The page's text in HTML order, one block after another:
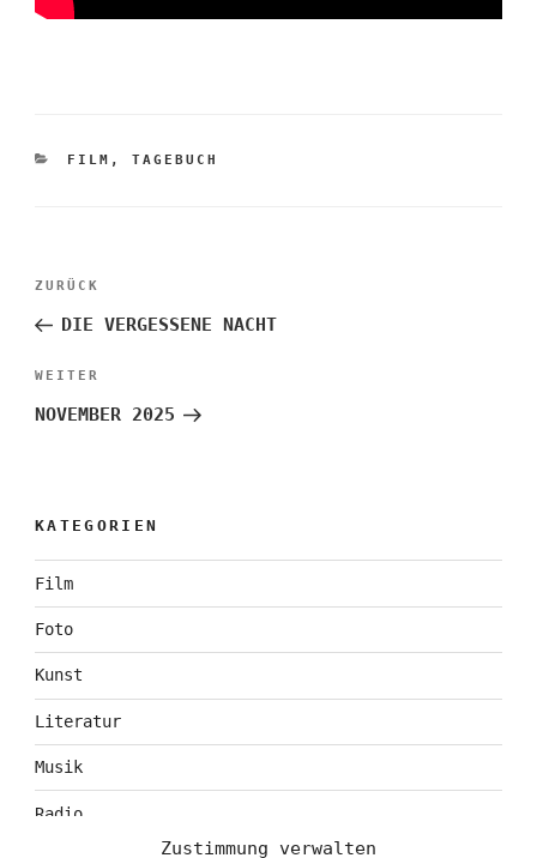
Zustimmung verwalten
KATEGORIEN
FILM ,TAGEBUCH
Beitragsnavigation
Vorheriger
Beitrag
ZURÜCK
DIE VERGESSENE NACHT
Nächster
Beitrag
WEITER
NOVEMBER 2025
KATEGORIEN
Film
Foto
Kunst
Literatur
Musik
Radio